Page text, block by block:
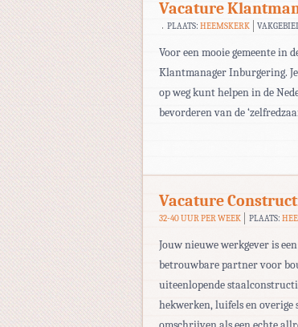
Vacature
PLAATS: HEEMSKERK
Voor een mooie gemeente in
Klantmanager Inburgering.
op weg kunt helpen in de
bevorderen van de
Vacature
32-40 UUR PER WEEK PLAATS:
Jouw nieuwe werkgever is
betrouwbare partner voor
uiteenlopende
hekwerken, luifels en overige